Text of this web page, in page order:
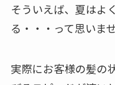
そういえば、夏はよ
る・・・って思いま
実際にお客様の髪の